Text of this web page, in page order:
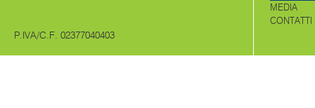
P.IVA/C.F. 02377040403
MEDIA
CONTATTI